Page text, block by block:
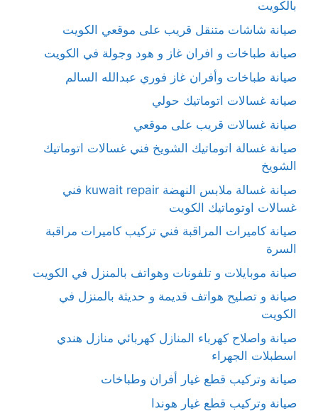
بالكويت
صيانة شاشات متنقل قريب على موقعي الكويت
صيانة طباخات و افران غاز و هود وجولة في الكويت
صيانة طباخات وأفران غاز فوري عبدالله السالم
صيانة غسالات اتوماتيك حولي
صيانة غسالات قريب على موقعي
صيانة غسالة اتوماتيك الشويخ فني غسالات اتوماتيك
الشويخ
صيانة غسالة ملابس النهضة kuwait repair فني
غسالات اوتوماتيك الكويت
صيانة كاميرات المراقبة فني تركيب كاميرات مراقبة
السرة
صيانة موبايلات و تلفونات وهواتف بالمنزل في الكويت
صيانة و تصليح هواتف قديمة و حديثة بالمنزل في
الكويت
صيانة واصلاح كهرباء المنازل كهربائي منازل هندي
اسطبلات الجهراء
صيانة وتركيب قطع غيار أفران وطباخات
صيانة وتركيب قطع غيار هوندا